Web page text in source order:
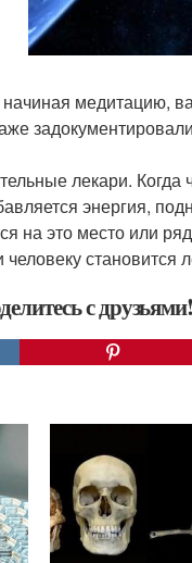
медитацию,
лекари. Когда
энергия,
на это место или
человеку становится
с друзьями!